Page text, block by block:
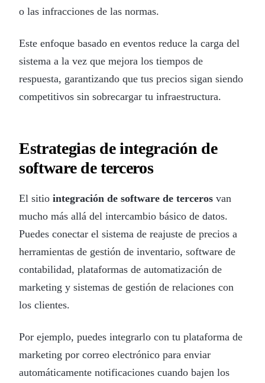
o las infracciones de las normas.
Este enfoque basado en eventos reduce la carga del
sistema a la vez que mejora los tiempos de
respuesta, garantizando que tus precios sigan siendo
competitivos sin sobrecargar tu infraestructura.
Estrategias de integración de
software de terceros
El sitio integración de software de terceros van
mucho más allá del intercambio básico de datos.
Puedes conectar el sistema de reajuste de precios a
herramientas de gestión de inventario, software de
contabilidad, plataformas de automatización de
marketing y sistemas de gestión de relaciones con
los clientes.
Por ejemplo, puedes integrarlo con tu plataforma de
marketing por correo electrónico para enviar
automáticamente notificaciones cuando bajen los